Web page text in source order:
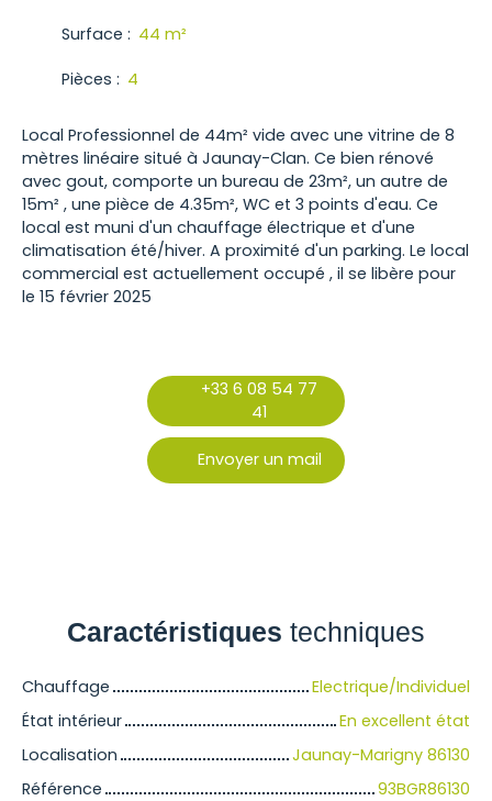
Surface : 44 m²
Pièces : 4
Local Professionnel de 44m² vide avec une vitrine de 8
mètres linéaire situé à Jaunay-Clan. Ce bien rénové
avec gout, comporte un bureau de 23m², un autre de
15m² , une pièce de 4.35m², WC et 3 points d'eau. Ce
local est muni d'un chauffage électrique et d'une
climatisation été/hiver. A proximité d'un parking. Le local
commercial est actuellement occupé , il se libère pour
le 15 février 2025
+33 6 08 54 77
41
Envoyer un mail
Caractéristiques techniques
Chauffage
Electrique/Individuel
État intérieur
En excellent état
Localisation
Jaunay-Marigny 86130
Référence
93BGR86130